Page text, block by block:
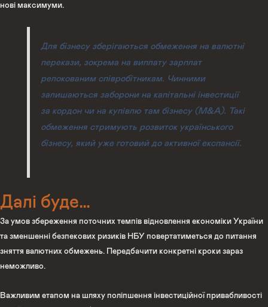
нові максимуми.
Для бізнесу зберігаються обмеження на валютні
перекази, зокрема на виплату зарплат
релокованим співробітникам. Чинними
залишаються заборони на капітальні інвестиції
за кордон чи на купівлю там бізнесу (M&A). Такі
обмеження стримують розвиток українського
бізнесу, який уже готовий до активної експансії.
Далі буде…
За умов збереження поточних темпів відновлення економіки України
та зменшенні безпекових ризиків НБУ повертатиметься до питання
зняття валютних обмежень. Передбачити конкретні кроки зараз
неможливо.
Важливим етапом на шляху поліпшення інвестиційної привабливості